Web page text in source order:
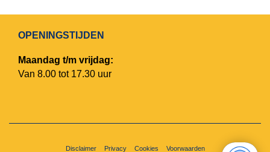
OPENINGSTIJDEN
Maandag t/m vrijdag:
Van 8.00 tot 17.30 uur
Disclaimer Privacy Cookies Voorwaarden